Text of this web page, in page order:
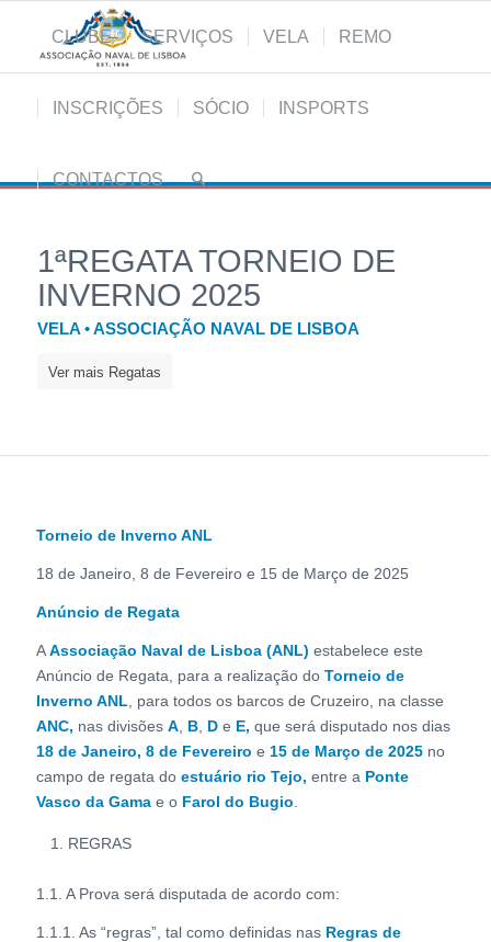
CLUBE SERVIÇOS VELA REMO
INSCRIÇÕES SÓCIO INSPORTS
CONTACTOS
1ªREGATA TORNEIO DE
INVERNO 2025
VELA • ASSOCIAÇÃO NAVAL DE LISBOA
Ver mais Regatas
Torneio de Inverno ANL
18 de Janeiro, 8 de Fevereiro e 15 de Março de 2025
Anúncio de Regata
AAssociação Naval de Lisboa (ANL) estabelece este
Anúncio de Regata, para a realização do Torneio de
Inverno ANL , para todos os barcos de Cruzeiro, na classe
ANC, nas divisões A, B, D e E, que será disputado nos dias
18 de Janeiro, 8 de Fevereiro e 15 de Março de 2025 no
campo de regata do estuário rio Tejo, entre a Ponte
Vasco da Gama e o Farol do Bugio
REGRAS
1.1. A Prova será disputada de acordo com:
1.1.1. As “regras”, tal como definidas nas Regras de